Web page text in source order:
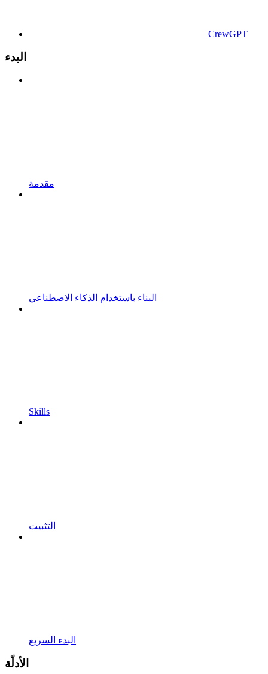
CrewGPT
البدء
مقدمة
البناء باستخدام الذكاء الاصطناعي
Skills
التثبيت
البدء السريع
الأدلّة